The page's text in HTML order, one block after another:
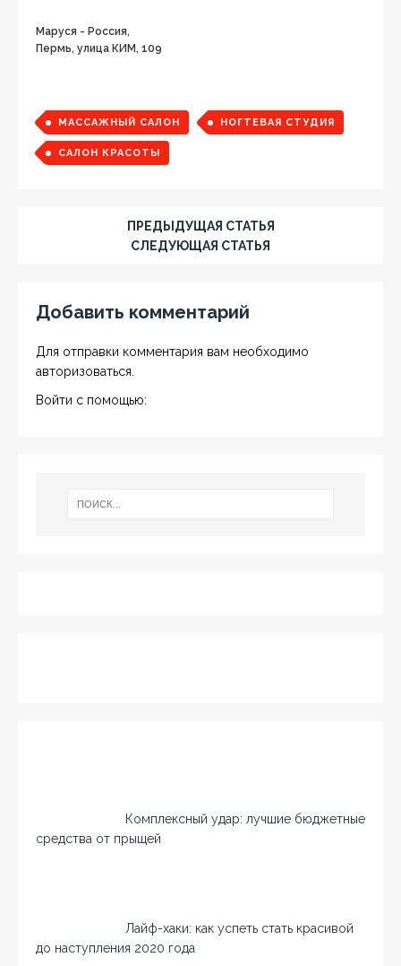
Маруся - Россия,
Пермь, улица КИМ, 109
МАССАЖНЫЙ САЛОН НОГТЕВАЯ СТУДИЯ
САЛОН КРАСОТЫ
ПРЕДЫДУЩАЯ СТАТЬЯ
СЛЕДУЮЩАЯ СТАТЬЯ
Добавить комментарий
Для отправки комментария вам необходимо
авторизоваться
Войти с помощью:
Комплексный удар: лучшие бюджетные
средства от прыщей
Лайф-хаки: как успеть стать красивой
до наступления 2020 года